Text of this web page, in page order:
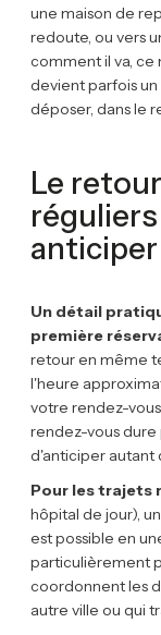
une maison de
redoute, ou vers
comment il va, ce
devient parfois
déposer, dans le
Le
anticiper
Un détail
première
retour en même
l'heure
votre rendez-
rendez-vous
d'anticiper autant
Pour les trajets
hôpital de jour),
est possible en
particulièrement
coordonnent les
autre ville ou qui